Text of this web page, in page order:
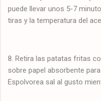
puede llevar unos 5-7
tiras y la temperatura del
8. Retira las patatas fritas
sobre papel absorbente
Espolvorea sal al gusto